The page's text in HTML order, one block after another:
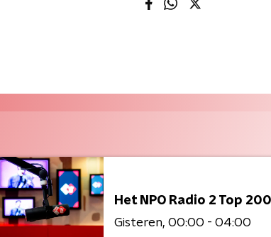
Het NPO Radio 2 Top
Gisteren 00:00 - 04:00